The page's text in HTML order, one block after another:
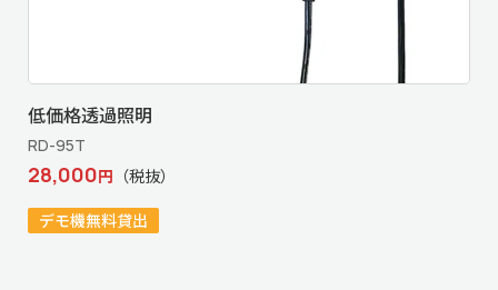
低価格透過照明
RD-95T
28,000円 （税抜）
デモ機無料貸出